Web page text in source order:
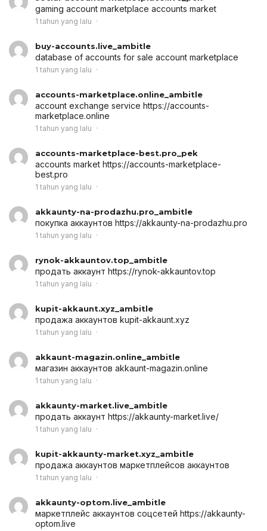
gaming account marketplace accounts market
1 tahun yang lalu
buy-accounts.live_ambitle
database of accounts for sale account marketplace
1 tahun yang lalu
accounts-marketplace.online_ambitle
account exchange service https://accounts-
marketplace.online
1 tahun yang lalu
accounts-marketplace-best.pro_pek
accounts market https://accounts-marketplace-
best.pro
1 tahun yang lalu
akkaunty-na-prodazhu.pro_ambitle
покупка аккаунтов https://akkaunty-na-prodazhu.pro
1 tahun yang lalu
rynok-akkauntov.top_ambitle
продать аккаунт https://rynok-akkauntov.top
1 tahun yang lalu
kupit-akkaunt.xyz_ambitle
продажа аккаунтов kupit-akkaunt.xyz
1 tahun yang lalu
akkaunt-magazin.online_ambitle
магазин аккаунтов akkaunt-magazin.online
1 tahun yang lalu
akkaunty-market.live_ambitle
продать аккаунт https://akkaunty-market.live/
1 tahun yang lalu
kupit-akkaunty-market.xyz_ambitle
продажа аккаунтов маркетплейсов аккаунтов
1 tahun yang lalu
akkaunty-optom.live_ambitle
маркетплейс аккаунтов соцсетей https://akkaunty-
optom.live